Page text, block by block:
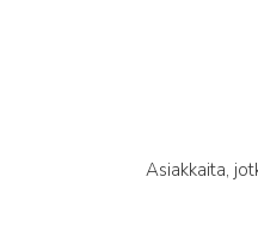
Asiakkaita,